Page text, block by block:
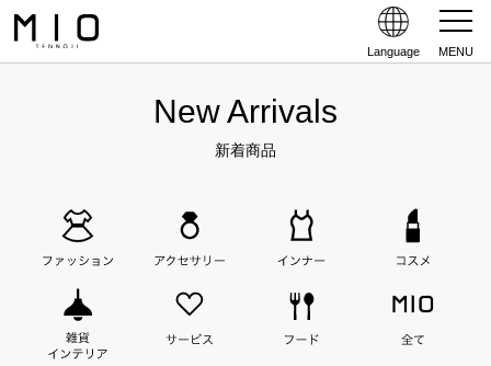
Language MENU
New Arrivals
新着商品